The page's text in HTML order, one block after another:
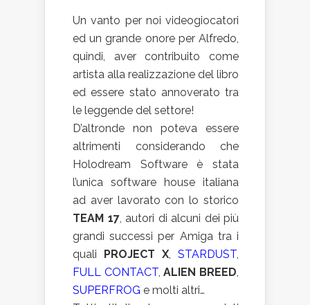
Un vanto per noi videogiocatori
ed un grande onore per Alfredo,
quindi, aver contribuito come
artista alla realizzazione del libro
ed essere stato annoverato tra
le leggende del settore!
D’altronde non poteva essere
altrimenti considerando che
Holodream Software è stata
l’unica software house italiana
ad aver lavorato con lo storico
TEAM 17, autori di alcuni dei più
grandi successi per Amiga tra i
quali PROJECT X, STARDUST
FULL CONTACT,ALIEN BREED
SUPERFROG e molti altri…